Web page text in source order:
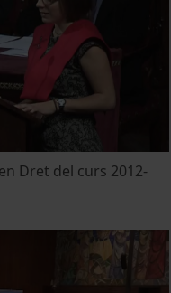
Dret del curs 2012-